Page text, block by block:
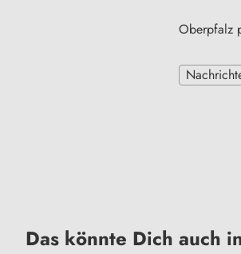
Oberpfalz
Das könnte Dich auch